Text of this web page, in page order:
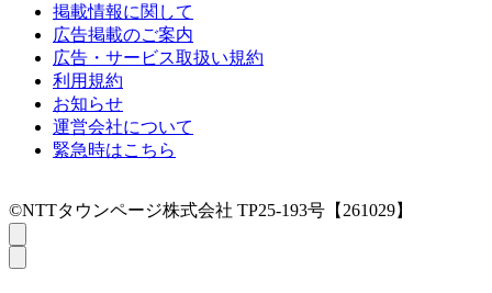
掲載情報に関して
広告掲載のご案内
広告・サービス取扱い規約
利用規約
お知らせ
運営会社について
緊急時はこちら
©NTTタウンページ株式会社 TP25-193号【261029】